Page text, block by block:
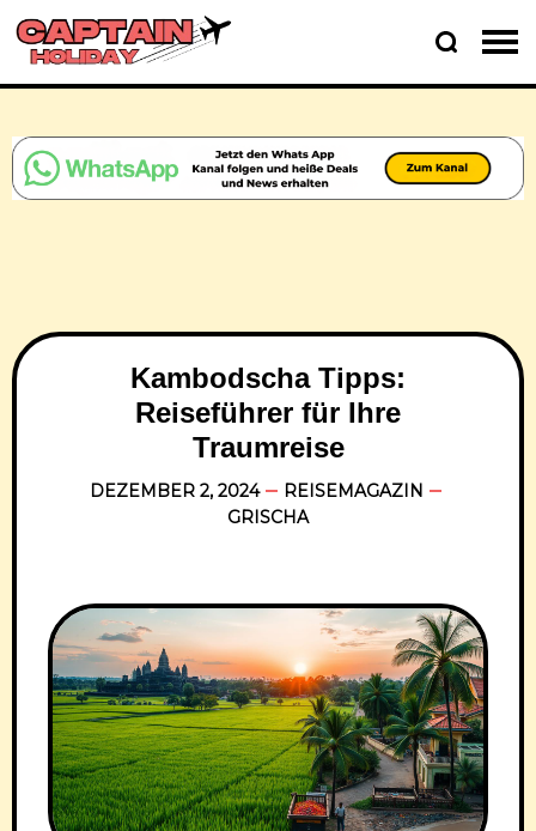
Kambodscha Tipps:
Reiseführer für Ihre
Traumreise
DEZEMBER 2, 2024
REISEMAGAZIN
GRISCHA